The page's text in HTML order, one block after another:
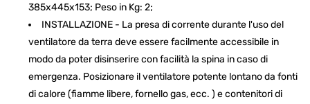
385x445x153; Peso in Kg: 2;
INSTALLAZIONE - La presa di corrente durante l'uso del
ventilatore da terra deve essere facilmente accessibile in
modo da poter disinserire con facilità la spina in caso di
emergenza. Posizionare il ventilatore potente lontano da fonti
di calore (fiamme libere, fornello gas, ecc. ) e contenitori di